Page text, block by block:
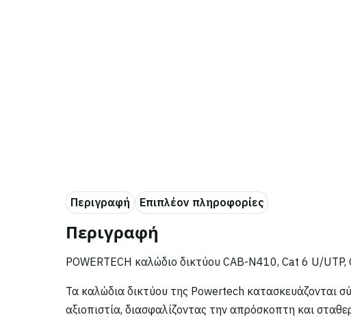
Περιγραφή
Επιπλέον πληροφορίες
Περιγραφή
POWERTECH καλώδιο δικτύου CAB-N410, Cat 6 U/
Τα καλώδια δικτύου της Powertech κατασκευάζονται
αξιοπιστία, διασφαλίζοντας την απρόσκοπτη και